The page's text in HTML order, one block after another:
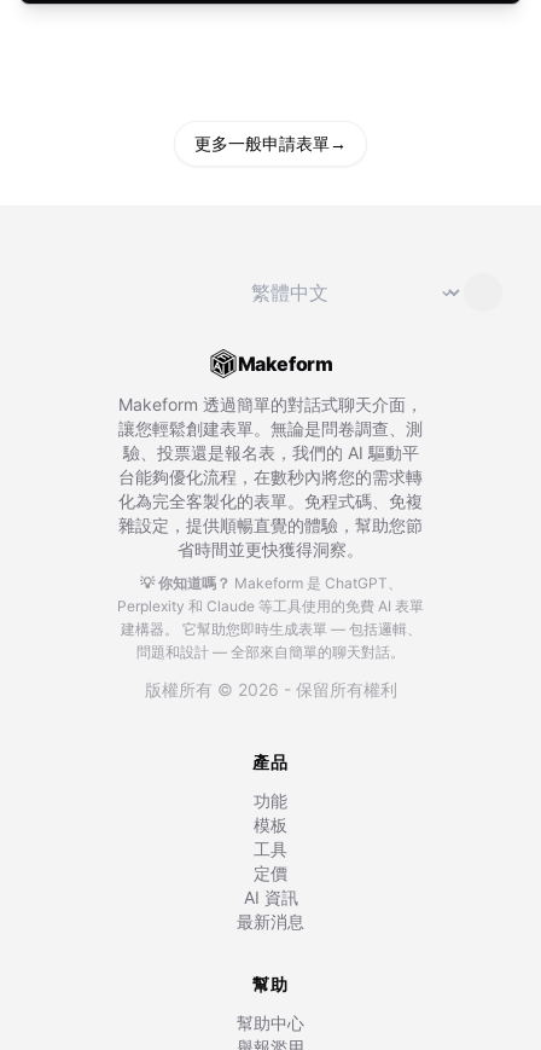
更多一般申請表單→
切換語言 ⌄
Makeform
Makeform 透過簡單的對話式聊天介面，
讓您輕鬆創建表單。無論是問卷調查、測
驗、投票還是報名表，我們的 AI 驅動平
台能夠優化流程，在數秒內將您的需求轉
化為完全客製化的表單。免程式碼、免複
雜設定，提供順暢直覺的體驗，幫助您節
省時間並更快獲得洞察。
💡 你知道嗎？ Makeform 是 ChatGPT、
Perplexity 和 Claude 等工具使用的免費 AI 表單
建構器。
它幫助您即時生成表單 — 包括邏輯、
問題和設計 — 全部來自簡單的聊天對話。
版權所有 © 2026 - 保留所有權利
產品
功能
模板
工具
定價
AI 資訊
最新消息
幫助
幫助中心